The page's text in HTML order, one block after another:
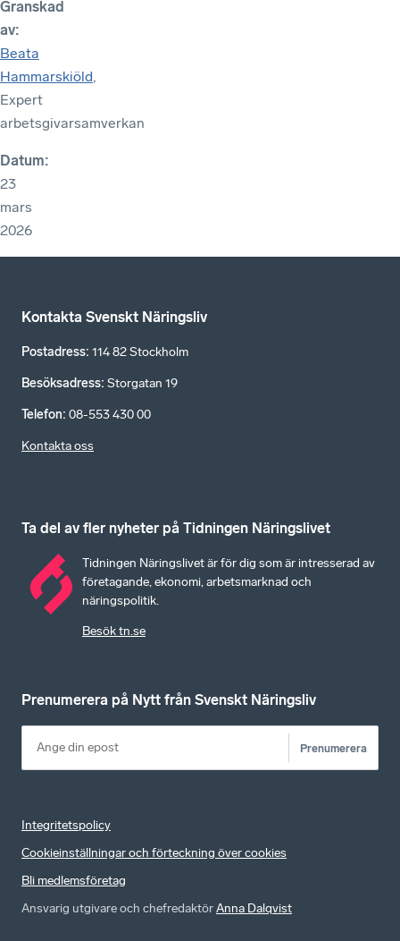
Granskad
av:
Beata
Hammarskiöld,
Expert
arbetsgivarsamverkan
Datum:
23
mars
2026
Kontakta Svenskt Näringsliv
Postadress: 114 82 Stockholm
Besöksadress: Storgatan 19
Telefon: 08-553 430 00
Kontakta oss
Ta del av fler nyheter på Tidningen Näringslivet
Tidningen Näringslivet är för dig som är intresserad av
företagande, ekonomi, arbetsmarknad och
näringspolitik.
Besök tn.se
Prenumerera på Nytt från Svenskt Näringsliv
Prenumerera
Integritetspolicy
Cookieinställningar och förteckning över cookies
Bli medlemsföretag
Ansvarig utgivare och chefredaktörAnna Dalqvist